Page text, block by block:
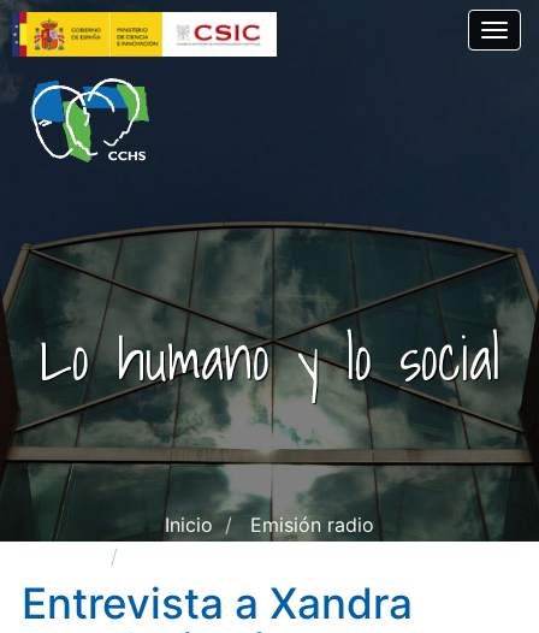
Pasar
al
contenido
principal
Lo humano y lo social
Inicio
Emisión radio
Entrevista a Xandra